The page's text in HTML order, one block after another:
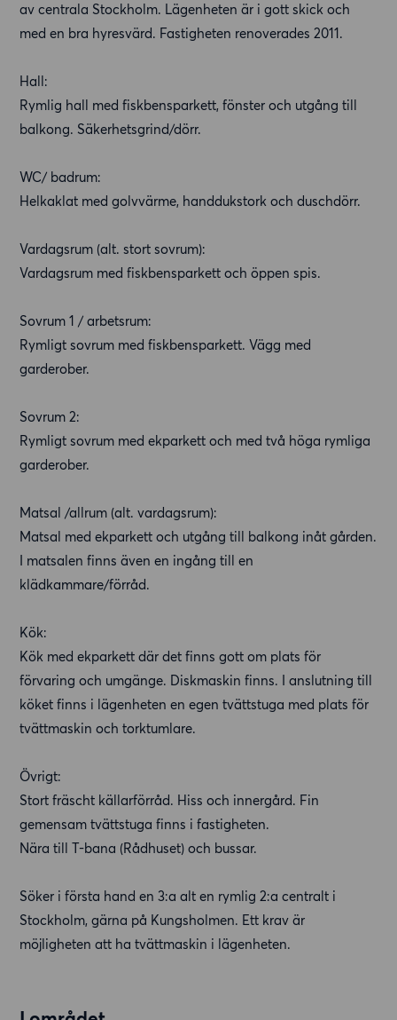
av centrala Stockholm. Lägenheten är i gott skick och
med en bra hyresvärd. Fastigheten renoverades 2011.
Hall:
Rymlig hall med fiskbensparkett, fönster och utgång till
balkong. Säkerhetsgrind/dörr.
WC/ badrum:
Helkaklat med golvvärme, handdukstork och duschdörr.
Vardagsrum (alt. stort sovrum):
Vardagsrum med fiskbensparkett och öppen spis.
Sovrum 1 / arbetsrum:
Rymligt sovrum med fiskbensparkett. Vägg med
garderober.
Sovrum 2:
Rymligt sovrum med ekparkett och med två höga rymliga
garderober.
Matsal /allrum (alt. vardagsrum):
Matsal med ekparkett och utgång till balkong inåt gården.
I matsalen finns även en ingång till en
klädkammare/förråd.
Kök:
Kök med ekparkett där det finns gott om plats för
förvaring och umgänge. Diskmaskin finns. I anslutning till
köket finns i lägenheten en egen tvättstuga med plats för
tvättmaskin och torktumlare.
Övrigt:
Stort fräscht källarförråd. Hiss och innergård. Fin
gemensam tvättstuga finns i fastigheten.
Nära till T-bana (Rådhuset) och bussar.
Söker i första hand en 3:a alt en rymlig 2:a centralt i
Stockholm, gärna på Kungsholmen. Ett krav är
möjligheten att ha tvättmaskin i lägenheten.